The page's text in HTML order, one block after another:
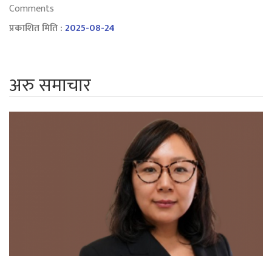
Comments
प्रकाशित मिति :2025-08-24
अरु समाचार